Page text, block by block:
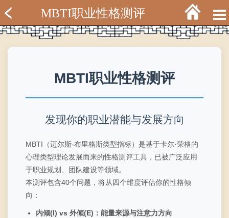
MBTI职业性格测评
MBTI职业性格测评
发现你的职业潜能与发展方向
MBTI（迈尔斯-布里格斯类型指标）是基于卡尔·荣格的
心理类型理论发展而来的性格测评工具，已被广泛应用
于职业规划、团队建设等领域。
本测评包含40个问题，将从四个维度评估你的性格倾
向：
内倾(I) vs 外倾(E)：能量来源与注意力方向